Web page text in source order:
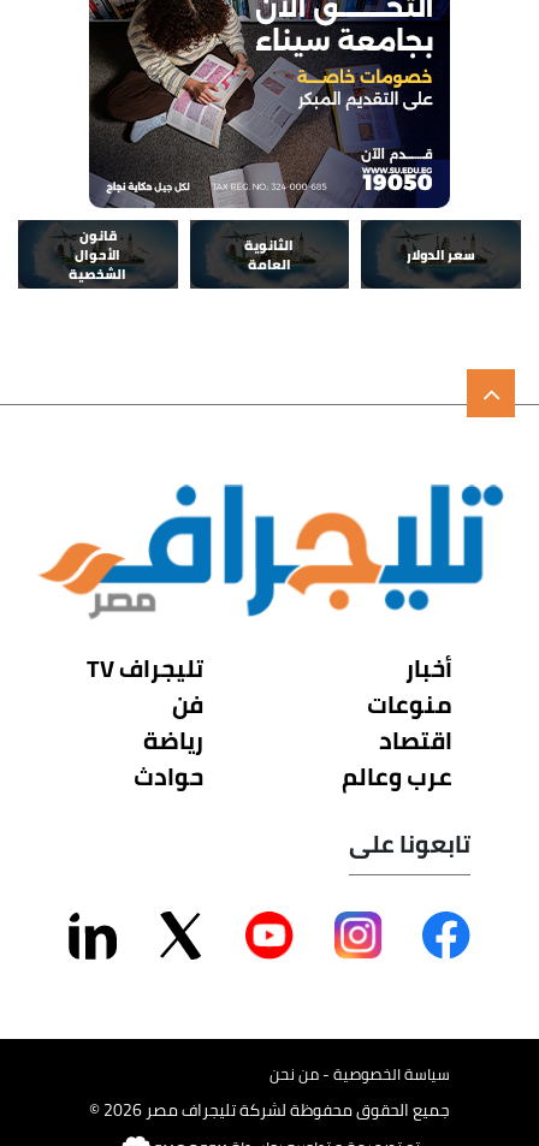
سعر الدولار
الثانوية
العامة
قانون
الأحوال
الشخصية
أخبار
منوعات
اقتصاد
عرب وعالم
تليجراف TV
فن
رياضة
حوادث
تابعونا على
سياسة الخصوصية - من نحن
جميع الحقوق محفوظة لشركة تليجراف مصر 2026 ©